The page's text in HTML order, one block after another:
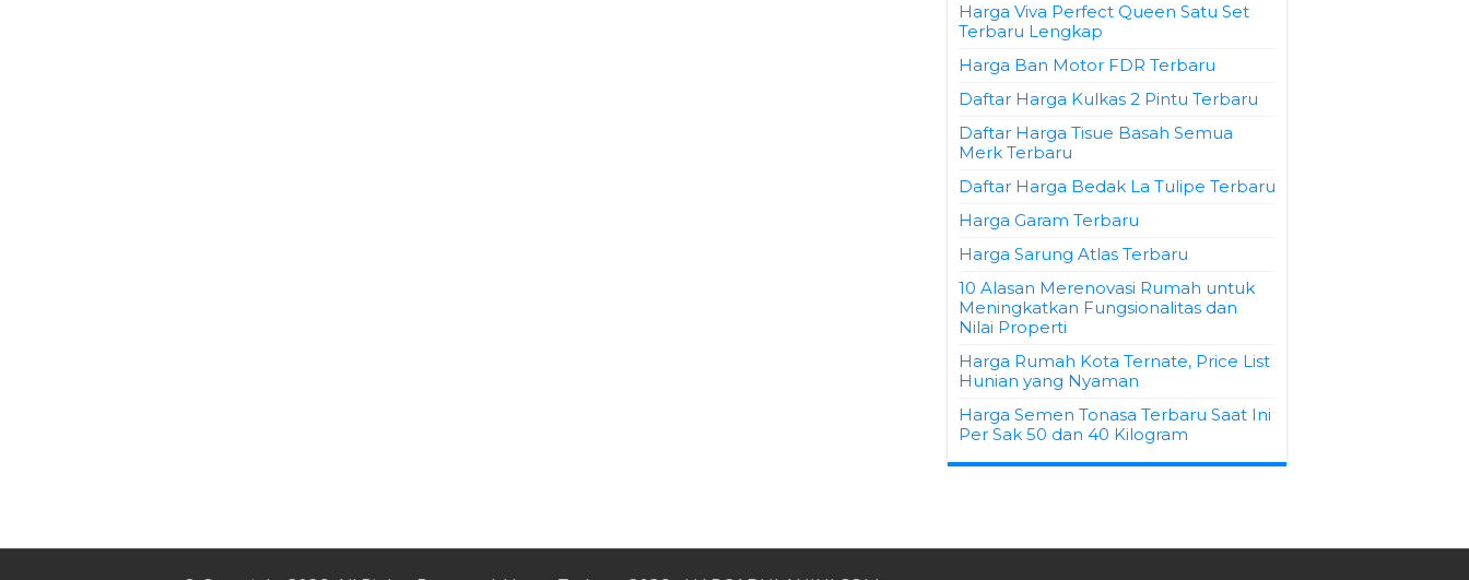
Harga Viva Perfect Queen Satu Set
Terbaru Lengkap
Harga Ban Motor FDR Terbaru
Daftar Harga Kulkas 2 Pintu Terbaru
Daftar Harga Tisue Basah Semua
Merk Terbaru
Daftar Harga Bedak La Tulipe Terbaru
Harga Garam Terbaru
Harga Sarung Atlas Terbaru
10 Alasan Merenovasi Rumah untuk
Meningkatkan Fungsionalitas dan
Nilai Properti
Harga Rumah Kota Ternate, Price List
Hunian yang Nyaman
Harga Semen Tonasa Terbaru Saat Ini
Per Sak 50 dan 40 Kilogram